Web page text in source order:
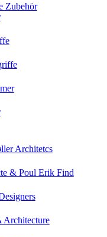
Zubehör
Architetcs
& Poul Erik Find
Architecture